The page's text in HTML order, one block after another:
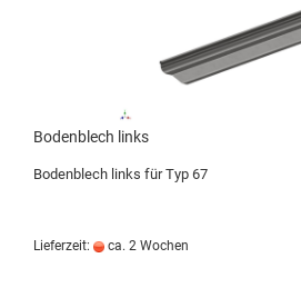
Bodenblech links
Bodenblech links für Typ 67
Lieferzeit: ca. 2 Wochen